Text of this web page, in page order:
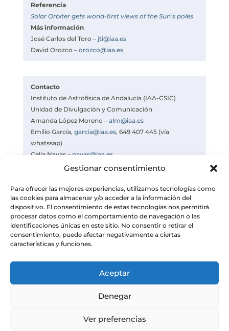
Gestionar consentimiento
Para ofrecer las mejores experiencias, utilizamos tecnologías como
las cookies para almacenar y/o acceder a la información del
dispositivo. El consentimiento de estas tecnologías nos permitirá
procesar datos como el comportamiento de navegación o las
identificaciones únicas en este sitio. No consentir o retirar el
consentimiento, puede afectar negativamente a ciertas
características y funciones.
Aceptar
Denegar
Ver preferencias
Referencia
Solar Orbiter gets world-first views of the Sun’s poles
Más información
José Carlos del Toro – jti@iaa.es
David Orozco – orozco@iaa.es
Contacto
Instituto de Astrofísica de Andalucía (IAA-CSIC)
Unidad de Divulgación y Comunicación
Amanda López Moreno – alm@iaa.es
Emilio García, garcia@iaa.es, 649 407 445 (vía
whatssap)
Celia Navas –navas@iaa.es
https://www.iaa.csic.es